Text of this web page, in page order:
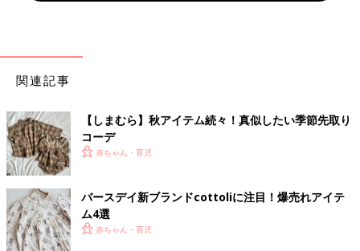
関連記事
【しまむら】秋アイテム続々！真似したい季節先取り
コーデ
赤ちゃん・育児
バースデイ新ブランドcottoliに注目！爆売れアイテ
ム4選
赤ちゃん・育児